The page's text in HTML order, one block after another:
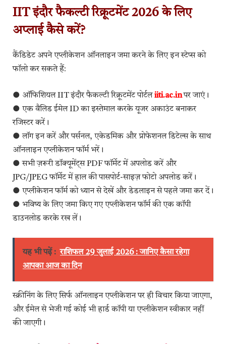
IIT इंदौर फैकल्टी रिक्रूटमेंट 2026 के लिए
अप्लाई कैसे करें?
कैंडिडेट अपने एप्लीकेशन ऑनलाइन जमा करने के लिए इन स्टेप्स को
फॉलो कर सकते हैं:
● ऑफिशियल IIT इंदौर फैकल्टी रिक्रूटमेंट पोर्टलiiti.ac.inपर जाएं।
● एक वैलिड ईमेल ID का इस्तेमाल करके यूजर अकाउंट बनाकर
रजिस्टर करें।
● लॉग इन करें और पर्सनल, एकेडमिक और प्रोफेशनल डिटेल्स के साथ
ऑनलाइन एप्लीकेशन फॉर्म भरें।
● सभी ज़रूरी डॉक्यूमेंट्स PDF फॉर्मेट में अपलोड करें और
JPG/JPEG फॉर्मेट में हाल की पासपोर्ट-साइज़ फोटो अपलोड करें।
● एप्लीकेशन फॉर्म को ध्यान से देखें और डेडलाइन से पहले जमा कर दें।
● भविष्य के लिए जमा किए गए एप्लीकेशन फॉर्म की एक कॉपी
डाउनलोड करके रख लें।
यह भी पढ़ें : राशिफल 29 जुलाई 2026 : जानिए कैसा रहेगा
आपका आज का दिन
स्क्रीनिंग के लिए सिर्फ ऑनलाइन एप्लीकेशन पर ही विचार किया जाएगा,
और ईमेल से भेजी गई कोई भी हार्ड कॉपी या एप्लीकेशन स्वीकार नहीं
की जाएगी।